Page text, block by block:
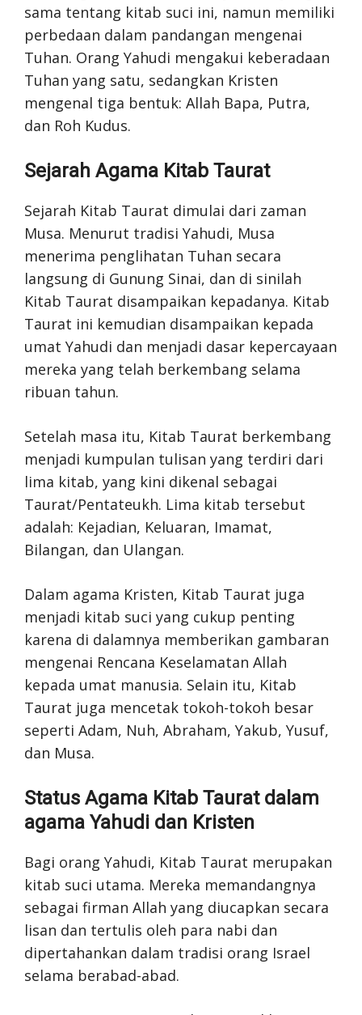
sama tentang kitab suci ini, namun memiliki
perbedaan dalam pandangan mengenai
Tuhan. Orang Yahudi mengakui keberadaan
Tuhan yang satu, sedangkan Kristen
mengenal tiga bentuk: Allah Bapa, Putra,
dan Roh Kudus.
Sejarah Agama Kitab Taurat
Sejarah Kitab Taurat dimulai dari zaman
Musa. Menurut tradisi Yahudi, Musa
menerima penglihatan Tuhan secara
langsung di Gunung Sinai, dan di sinilah
Kitab Taurat disampaikan kepadanya. Kitab
Taurat ini kemudian disampaikan kepada
umat Yahudi dan menjadi dasar kepercayaan
mereka yang telah berkembang selama
ribuan tahun.
Setelah masa itu, Kitab Taurat berkembang
menjadi kumpulan tulisan yang terdiri dari
lima kitab, yang kini dikenal sebagai
Taurat/Pentateukh. Lima kitab tersebut
adalah: Kejadian, Keluaran, Imamat,
Bilangan, dan Ulangan.
Dalam agama Kristen, Kitab Taurat juga
menjadi kitab suci yang cukup penting
karena di dalamnya memberikan gambaran
mengenai Rencana Keselamatan Allah
kepada umat manusia. Selain itu, Kitab
Taurat juga mencetak tokoh-tokoh besar
seperti Adam, Nuh, Abraham, Yakub, Yusuf,
dan Musa.
Status Agama Kitab Taurat dalam
agama Yahudi dan Kristen
Bagi orang Yahudi, Kitab Taurat merupakan
kitab suci utama. Mereka memandangnya
sebagai firman Allah yang diucapkan secara
lisan dan tertulis oleh para nabi dan
dipertahankan dalam tradisi orang Israel
selama berabad-abad.